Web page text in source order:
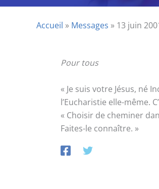
Accueil » Messages » 13 juin
Pour tous
« Je suis votre Jésus, né
l’Eucharistie elle-même.
« Choisir de cheminer
Faites-le connaître. »